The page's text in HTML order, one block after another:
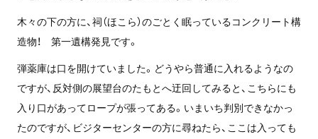
木々の下の方に、祠（ほこら）のごとく眠っているコンクリート構
造物！ 第一遺構発見です。
弾薬庫は口を開けていました。どうやら普通に入れるようなの
ですが、反対側の展望台のたもとへ迂回してみると、こちらにも
入り口があってロープが張ってある。いまいち判別できなかっ
たのですが、ビジターセンターの方に尋ねたら、ここは入っても